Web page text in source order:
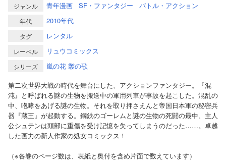
ジャンル 青年漫画 SF・ファンタジー バトル・アクション
年代 2010年代
タグ レンタル
レーベル リュウコミックス
シリーズ
嵐の花 叢の歌
第二次世界大戦の時代を舞台にした、アクションファンタジー。『混
沌』と呼ばれる謎の生物を搬送中の軍用列車が事故を起こした。混乱の
中、咆哮をあげる謎の生物。それを取り押さえんと帝国日本軍の秘密兵
器『蔵王』が起動する。鋼鉄のゴーレムと謎の生物の死闘の最中、主人
公シュテンは頭部に重傷を受け記憶を失ってしまうのだった……。卓越
した画力の新人作家の処女コミックス！
（※各巻のページ数は、表紙と奥付を含め片面で数えています）